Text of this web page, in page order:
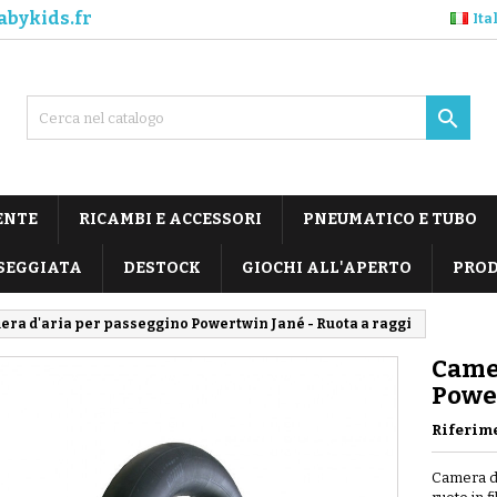

RICAMBI E ACCESSORI PNEUMATICO E TUBO
DESTOCK GIOCHI ALL'APERTO
d'aria per passeggino Powertwin Jané - Ruota a raggi
Camera